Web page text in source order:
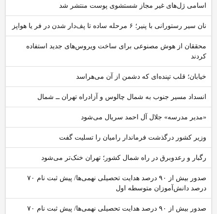
اسامی ژل‌های غیر مجاز شستشوی پوست منتشر شد
نان سیر رستورانی با پنیر؛ ۶ مرحله ساده تا پف‌دار شدن در فر یا هواپز
محققان از هوش مصنوعی برای ساخت ویروس‌های جدید استفاده
کردند
خیابان؛ قلب تپنده‌ای که دشمن از آن می‌هراسد
انسداد مسیر جنوب به شمال چالوس و آزادراه تهران ــ شمال
«مدیر مدرسه» جلال آل احمد سریال می‌شود
وزیر کشور درگذشت فرماندار رامیان را تسلیت گفت
رگبار و رعدوبرق در راه شمال کشور؛ تهران خنک‌تر می‌شود
صدور بیش از ۹۰ درصد هدایت تحصیلی نهمی‌ها/ پیش ثبت نام ۷۰
درصد دانش‌آموزان متوسطه اول
صدور بیش از ۹۰ درصد هدایت تحصیلی نهمی‌ها/ پیش ثبت نام ۷۰